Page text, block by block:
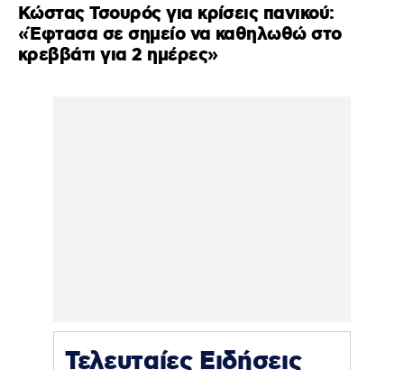
Κώστας Τσουρός για κρίσεις πανικού:
«Έφτασα σε σημείο να καθηλωθώ στο
κρεββάτι για 2 ημέρες»
Τελευταίες Ειδήσεις